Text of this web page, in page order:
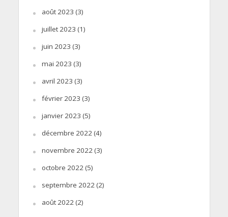
août 2023 (3)
juillet 2023 (1)
juin 2023 (3)
mai 2023 (3)
avril 2023 (3)
février 2023 (3)
janvier 2023 (5)
décembre 2022(4)
novembre 2022(3)
octobre 2022(5)
septembre 2022(2)
août 2022(2)